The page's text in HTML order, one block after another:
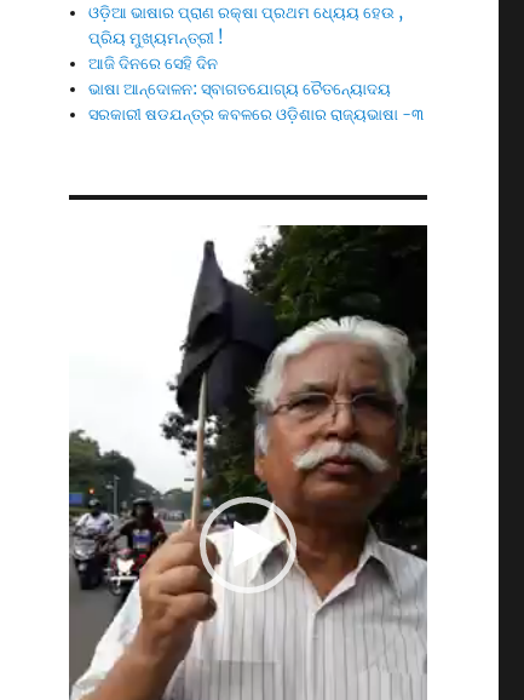
ଓଡ଼ିଆ ଭାଷାର ପ୍ରାଣ ରକ୍ଷା ପ୍ରଥମ ଧ୍ୟେୟ ହେଉ ,
ପ୍ରିୟ ମୁଖ୍ୟମନ୍ତ୍ରୀ !
ଆଜି ଦିନରେ ସେହି ଦିନ
ଭାଷା ଆନ୍ଦୋଳନ: ସ୍ବାଗତଯୋଗ୍ୟ ଚୈତନ୍ୟୋଦୟ
ସରକାରୀ ଷଡଯନ୍ତ୍ର କବଳରେ ଓଡ଼ିଶାର ରାଜ୍ୟଭାଷା -୩